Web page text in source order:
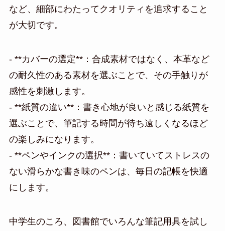
など、細部にわたってクオリティを追求すること
が大切です。
- **カバーの選定**：合成素材ではなく、本革など
の耐久性のある素材を選ぶことで、その手触りが
感性を刺激します。
- **紙質の違い**：書き心地が良いと感じる紙質を
選ぶことで、筆記する時間が待ち遠しくなるほど
の楽しみになります。
- **ペンやインクの選択**：書いていてストレスの
ない滑らかな書き味のペンは、毎日の記帳を快適
にします。
中学生のころ、図書館でいろんな筆記用具を試し